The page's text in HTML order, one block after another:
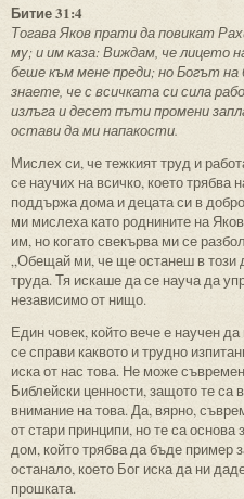
Битие 31:4
Тогава Яков прати да повикат
му; и им каза: Виждам, че лицето
беше към мене преди; но Богът
знаете, че с всичката си сила
излъга и десет пъти промени
остави да ми напакости.
Мислех си, че тежкият труд и
се научих на всичко, което
поддържа дома и децата си в
ми мислеха като роднините на
им, но когато свекърва ми се
„Обещай ми, че ще останеш в този
труда. Тя искаше да се науча да
независимо от нищо.
Един човек, който вече е научен
се справи каквото и трудно
иска от нас това. Не може
Библейски ценности, защото те
внимание на това. Да, вярно,
от стари принципи, но те са
дом, който трябва да бъде пример
останало, което Бог иска да ни
прошката.